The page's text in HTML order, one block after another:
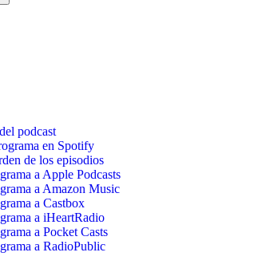
podcast
en Spotify
de los episodios
a Apple Podcasts
a Amazon Music
a Castbox
a iHeartRadio
a Pocket Casts
a RadioPublic